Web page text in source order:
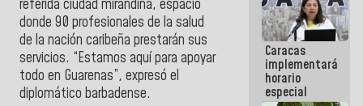
referida ciudad mirandina, espacio
donde 90 profesionales de la salud
de la nación caribeña prestarán sus
servicios. “Estamos aquí para apoyar
todo en Guarenas”, expresó el
diplomático barbadense.
las
operaciones
en el
Aeropuerto
Internacional
de
Maiquetía
Caracas
implementará
horario
especial